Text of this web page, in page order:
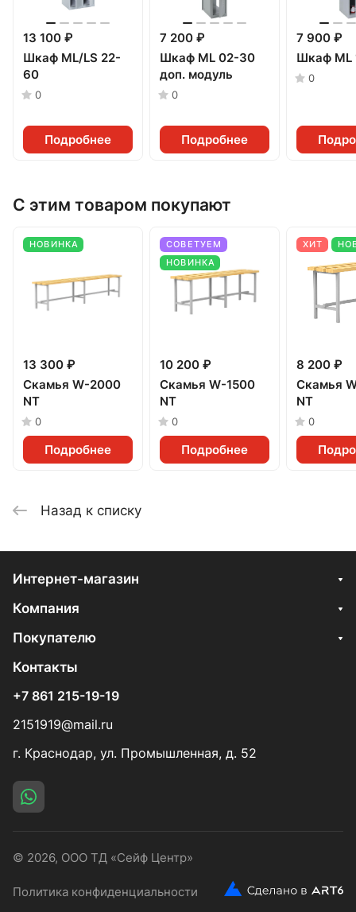
13 100 ₽
Шкаф ML/LS 22-
60
0
Подробнее
7 200 ₽
Шкаф ML 02-30
доп. модуль
0
Подробнее
7 900 ₽
Шкаф ML
0
С этим товаром покупают
НОВИНКА
13 300 ₽
Скамья W-2000
NT
0
Подробнее
СОВЕТУЕМ
НОВИНКА
10 200 ₽
Скамья W-1500
NT
0
Подробнее
ХИТ
8 200 ₽
Скамья
NT
0
Назад к списку
Интернет-магазин
Компания
Покупателю
Контакты
+7 861 215-19-19
2151919@mail.ru
г. Краснодар, ул. Промышленная, д. 52
© 2026, ООО ТД «Сейф Центр»
Политика конфиденциальности